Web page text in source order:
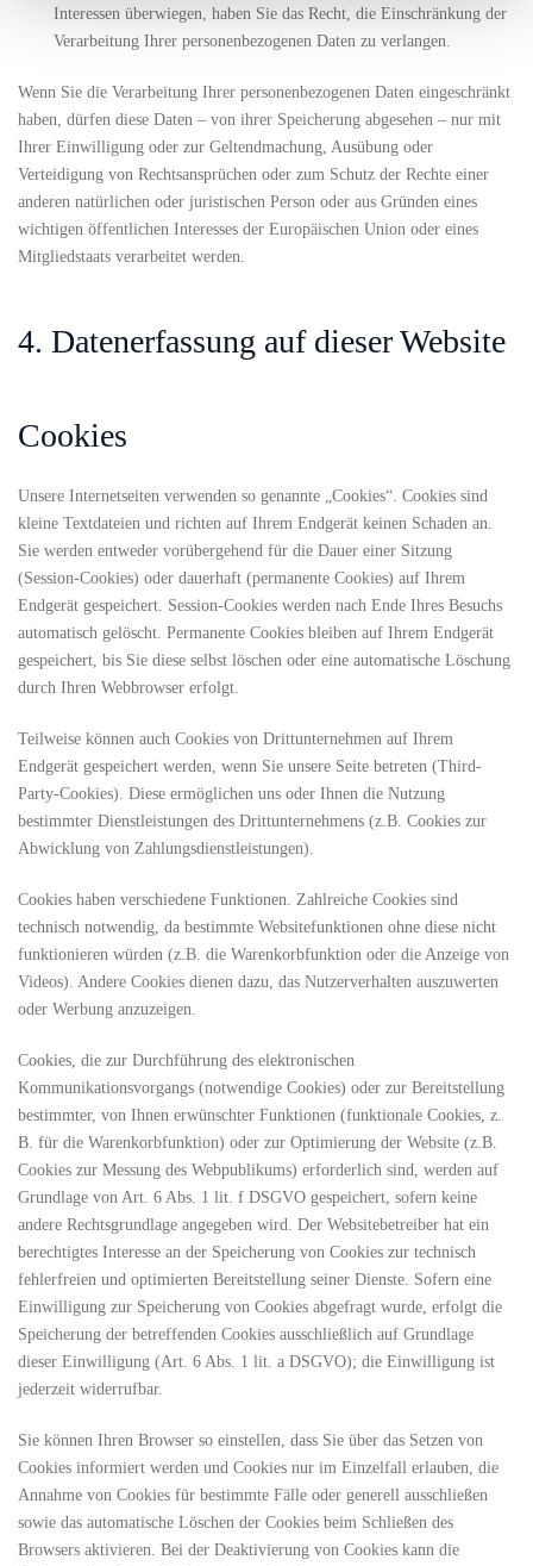
Interessen überwiegen, haben Sie das Recht, die Einschränkung der
Verarbeitung Ihrer personenbezogenen Daten zu verlangen.
Wenn Sie die Verarbeitung Ihrer personenbezogenen Daten eingeschränkt
haben, dürfen diese Daten – von ihrer Speicherung abgesehen – nur mit
Ihrer Einwilligung oder zur Geltendmachung, Ausübung oder
Verteidigung von Rechtsansprüchen oder zum Schutz der Rechte einer
anderen natürlichen oder juristischen Person oder aus Gründen eines
wichtigen öffentlichen Interesses der Europäischen Union oder eines
Mitgliedstaats verarbeitet werden.
4. Datenerfassung auf dieser Website
Cookies
Unsere Internetseiten verwenden so genannte „Cookies“. Cookies sind
kleine Textdateien und richten auf Ihrem Endgerät keinen Schaden an.
Sie werden entweder vorübergehend für die Dauer einer Sitzung
(Session-Cookies) oder dauerhaft (permanente Cookies) auf Ihrem
Endgerät gespeichert. Session-Cookies werden nach Ende Ihres Besuchs
automatisch gelöscht. Permanente Cookies bleiben auf Ihrem Endgerät
gespeichert, bis Sie diese selbst löschen oder eine automatische Löschung
durch Ihren Webbrowser erfolgt.
Teilweise können auch Cookies von Drittunternehmen auf Ihrem
Endgerät gespeichert werden, wenn Sie unsere Seite betreten (Third-
Party-Cookies). Diese ermöglichen uns oder Ihnen die Nutzung
bestimmter Dienstleistungen des Drittunternehmens (z.B. Cookies zur
Abwicklung von Zahlungsdienstleistungen).
Cookies haben verschiedene Funktionen. Zahlreiche Cookies sind
technisch notwendig, da bestimmte Websitefunktionen ohne diese nicht
funktionieren würden (z.B. die Warenkorbfunktion oder die Anzeige von
Videos). Andere Cookies dienen dazu, das Nutzerverhalten auszuwerten
oder Werbung anzuzeigen.
Cookies, die zur Durchführung des elektronischen
Kommunikationsvorgangs (notwendige Cookies) oder zur Bereitstellung
bestimmter, von Ihnen erwünschter Funktionen (funktionale Cookies, z.
B. für die Warenkorbfunktion) oder zur Optimierung der Website (z.B.
Cookies zur Messung des Webpublikums) erforderlich sind, werden auf
Grundlage von Art. 6 Abs. 1 lit. f DSGVO gespeichert, sofern keine
andere Rechtsgrundlage angegeben wird. Der Websitebetreiber hat ein
berechtigtes Interesse an der Speicherung von Cookies zur technisch
fehlerfreien und optimierten Bereitstellung seiner Dienste. Sofern eine
Einwilligung zur Speicherung von Cookies abgefragt wurde, erfolgt die
Speicherung der betreffenden Cookies ausschließlich auf Grundlage
dieser Einwilligung (Art. 6 Abs. 1 lit. a DSGVO); die Einwilligung ist
jederzeit widerrufbar.
Sie können Ihren Browser so einstellen, dass Sie über das Setzen von
Cookies informiert werden und Cookies nur im Einzelfall erlauben, die
Annahme von Cookies für bestimmte Fälle oder generell ausschließen
sowie das automatische Löschen der Cookies beim Schließen des
Browsers aktivieren. Bei der Deaktivierung von Cookies kann die